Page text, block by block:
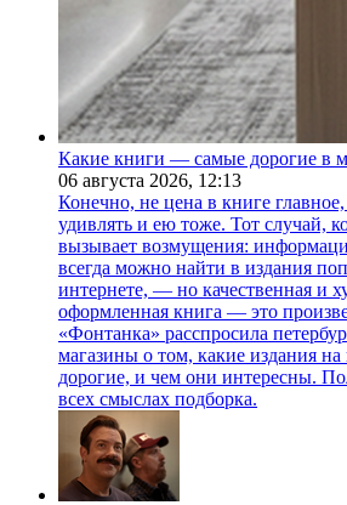
Какие книги — самые дорогие в
06 августа 2026, 12:13
Конечно, не цена в книге
удивлять и ею тоже. Тот случай,
вызывает возмущения:
всегда можно найти в издания
интернете, — но качественная и
оформленная книга — это
«Фонтанка» расспросила
магазины о том, какие издания
дорогие, и чем они интересны.
всех смыслах подборка.